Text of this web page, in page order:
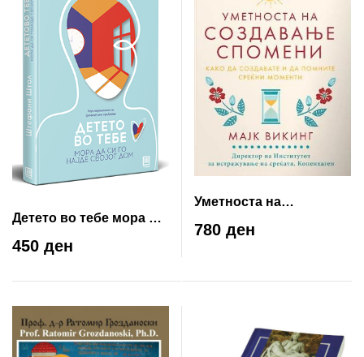
Детето во тебе мора да
си го најде својот дом
450 ден
Уметноста на
создавање спомени
780 ден